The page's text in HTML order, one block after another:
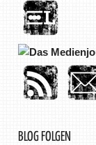
BLOG FOLGEN